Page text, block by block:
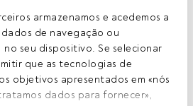
armazenamos e acedemos a
de navegação ou
seu dispositivo. Se selecionar
que as tecnologias de
objetivos apresentados em «nós
dados para fornecer»,